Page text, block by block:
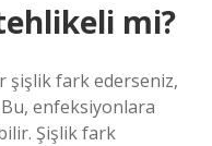
mi?
şişlik fark ederseniz,
enfeksiyonlara
Şişlik fark